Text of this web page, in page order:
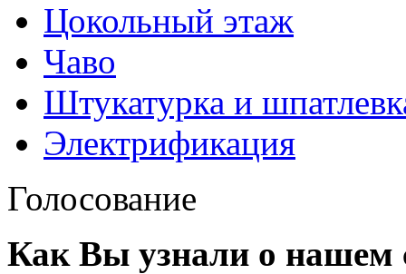
Цокольный этаж
Чаво
Штукатурка и
Электрификация
Голосование
Как Вы узнали о нашем